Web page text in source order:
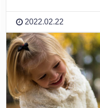
2022.02.22